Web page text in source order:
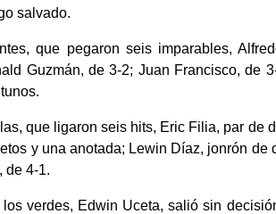
salvado.
que pegaron seis imparables,
Guzmán, de 3-2; Juan Francisco, de
que ligaron seis hits, Eric Filia, par de
y una anotada; Lewin Díaz, jonrón de
de 4-1.
verdes, Edwin Uceta, salió sin